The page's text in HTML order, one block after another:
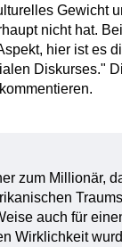
Gewicht
nicht hat.
hier ist es
Diskurses."
zum Millionär,
auch für
Wirklichkeit